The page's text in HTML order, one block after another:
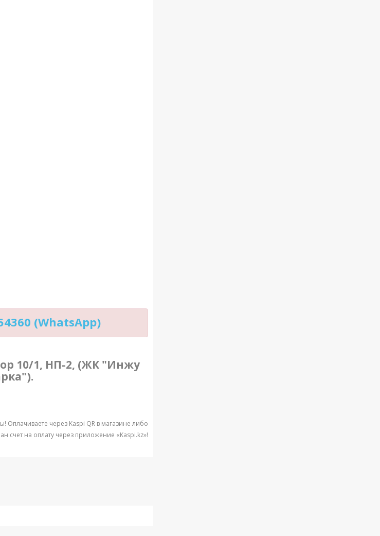
(WhatsApp)
10/1, НП-2, (ЖК "Инжу
Оплачиваете через Kaspi QR в магазине либо
счет на оплату через приложение «Kaspi.kz»!